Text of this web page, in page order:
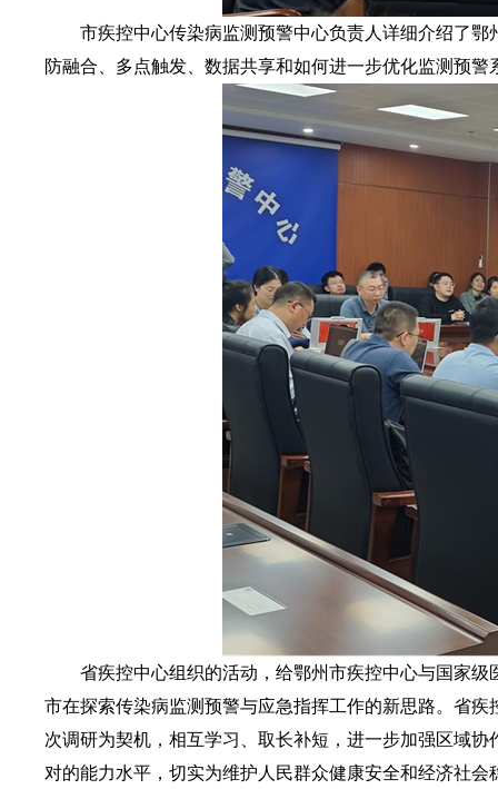
市疾控中心传染病监测预警中心负责人详细介绍了鄂
防融合、多点触发、数据共享和如何进一步优化监测预
省疾控中心组织的活动，给鄂州市疾控中心与国家级
市在探索传染病监测预警与应急指挥工作的新思路。省
次调研为契机，相互学习、取长补短，进一步加强区域
对的能力水平，切实为维护人民群众健康安全和经济社会